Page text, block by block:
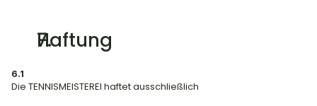
Haftung
6.1
Die TENNISMEISTEREI haftet ausschließlich